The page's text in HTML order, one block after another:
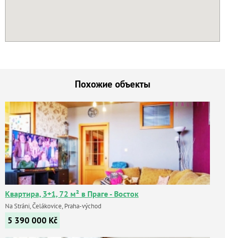
Похожие объекты
Квартира, 3+1, 72 м² в Праге - Восток
Na Stráni, Čelákovice, Praha-východ
5 390 000 Kč